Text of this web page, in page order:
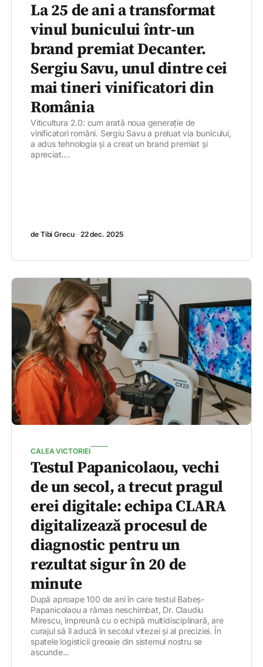
La 25 de ani a transformat
vinul bunicului într-un
brand premiat Decanter.
Sergiu Savu, unul dintre cei
mai tineri vinificatori din
România
Viticultura 2.0: cum arată noua generație de
vinificatori români. Sergiu Savu a preluat via bunicului,
a adus tehnologia și a creat un brand premiat și
apreciat....
de Tibi Grecu 22 dec. 2025
CALEA VICTORIEI
Testul Papanicolaou, vechi
de un secol, a trecut pragul
erei digitale: echipa CLARA
digitalizează procesul de
diagnostic pentru un
rezultat sigur în 20 de
minute
După aproape 100 de ani în care testul Babeș-
Papanicolaou a rămas neschimbat, Dr. Claudiu
Mirescu, împreună cu o echipă multidisciplinară, are
curajul să îl aducă în secolul vitezei și al preciziei. În
spatele logisticii greoaie din sistemul nostru se
ascunde...